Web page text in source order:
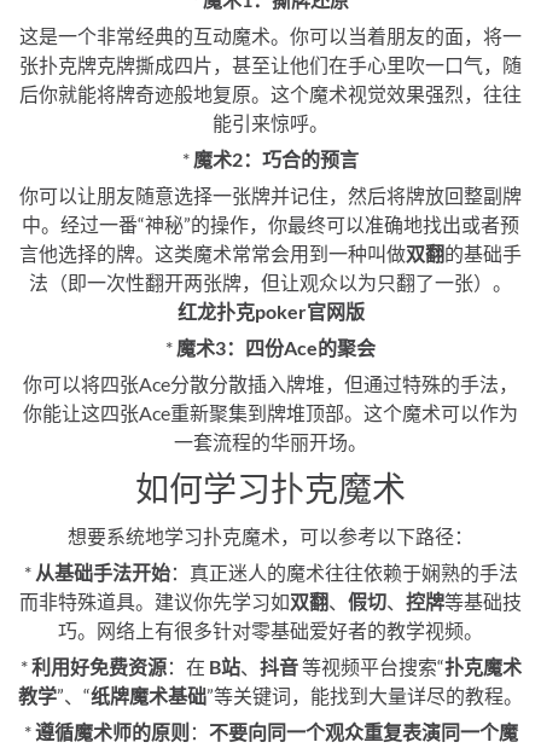
这是一个非常经典的互动魔术。你可以当着朋友的面，将一
张扑克牌克牌撕成四片，甚至让他们在手心里吹一口气，随
后你就能将牌奇迹般地复原。这个魔术视觉效果强烈，往往
能引来惊呼。
* 魔术2：巧合的预言
你可以让朋友随意选择一张牌并记住，然后将牌放回整副牌
中。经过一番“神秘”的操作，你最终可以准确地找出或者预
言他选择的牌。这类魔术常常会用到一种叫做双翻的基础手
法（即一次性翻开两张牌，但让观众以为只翻了一张）。
红龙扑克poker官网版
* 魔术3：四份Ace的聚会
你可以将四张Ace分散分散插入牌堆，但通过特殊的手法，
你能让这四张Ace重新聚集到牌堆顶部。这个魔术可以作为
一套流程的华丽开场。
如何学习扑克魔术
想要系统地学习扑克魔术，可以参考以下路径：
* 从基础手法开始：真正迷人的魔术往往依赖于娴熟的手法
而非特殊道具。建议你先学习如双翻、 假切、 控牌等基础技
巧。网络上有很多针对零基础爱好者的教学视频。
*利用好免费资源：在 B站、 抖音等视频平台搜索“扑克魔术
教学”、“纸牌魔术基础”等关键词，能找到大量详尽的教程。
*遵循魔术师的原则 ： 不要向同一个观众重复表演同一个魔